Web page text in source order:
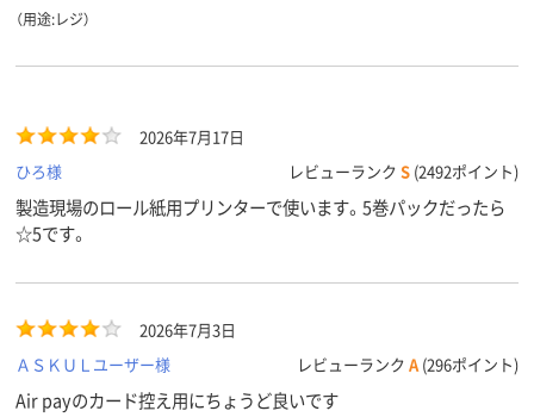
（用途:レジ）
2026年7月17日
ひろ様
レビューランク S (2492ポイント)
製造現場のロール紙用プリンターで使います。5巻パックだったら
☆5です。
2026年7月3日
ＡＳＫＵＬユーザー様
レビューランク A (296ポイント)
Air payのカード控え用にちょうど良いです